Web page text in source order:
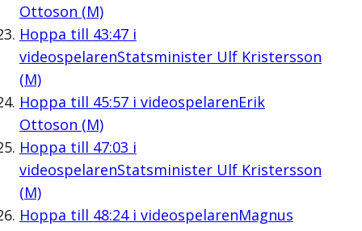
Ottoson (M)
Hoppa till 43:47i
videospelarenStatsminister Ulf Kristersson
(M)
Hoppa till 45:57i videospelarenErik
Ottoson (M)
Hoppa till 47:03 i
videospelarenStatsminister Ulf Kristersson
(M)
Hoppa till 48:24i videospelarenMagnus